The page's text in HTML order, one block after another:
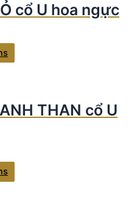
cổ U hoa ngực
THAN cổ U